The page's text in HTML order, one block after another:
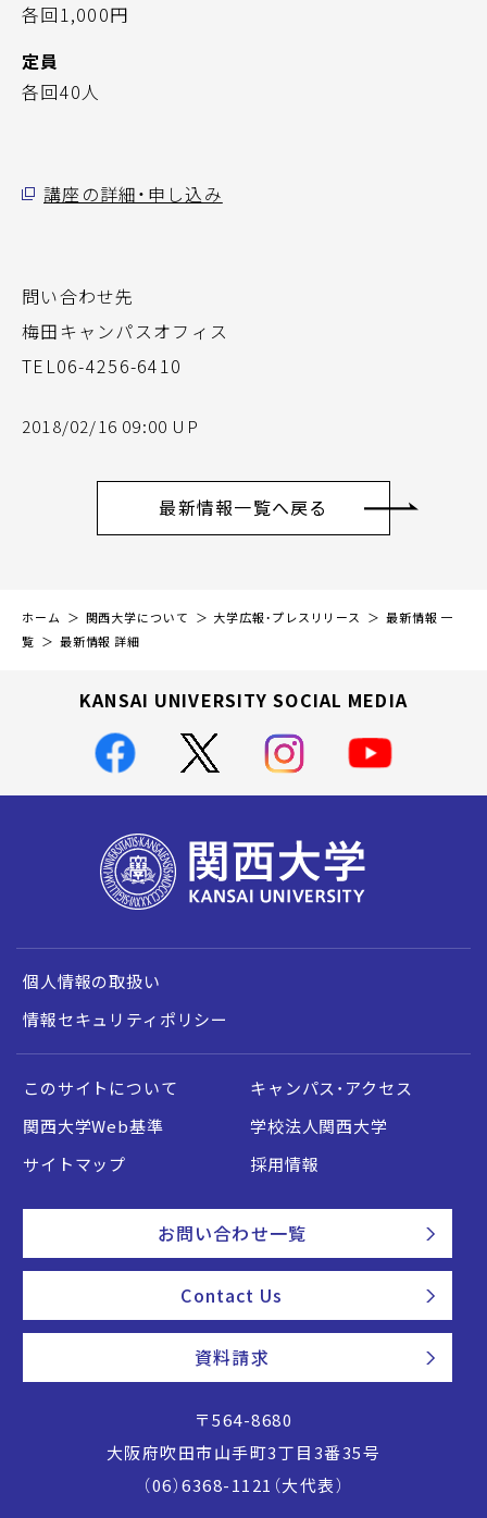
各回1,000円
定員
各回40人
講座の詳細・申し込み
問い合わせ先
梅田キャンパスオフィス
TEL06-4256-6410
2018/02/16 09:00 UP
最新情報一覧へ戻る
ホーム 関西大学について 大学広報・プレスリリース
最新情報 一
覧
最新情報 詳細
KANSAI UNIVERSITY SOCIAL MEDIA
個人情報の取扱い
情報セキュリティポリシー
このサイトについて
キャンパス・アクセス
関西大学Web基準
学校法人関西大学
サイトマップ
採用情報
お問い合わせ一覧
Contact Us
資料請求
〒564-8680
大阪府吹田市山手町3丁目3番35号
（06）6368-1121（大代表）